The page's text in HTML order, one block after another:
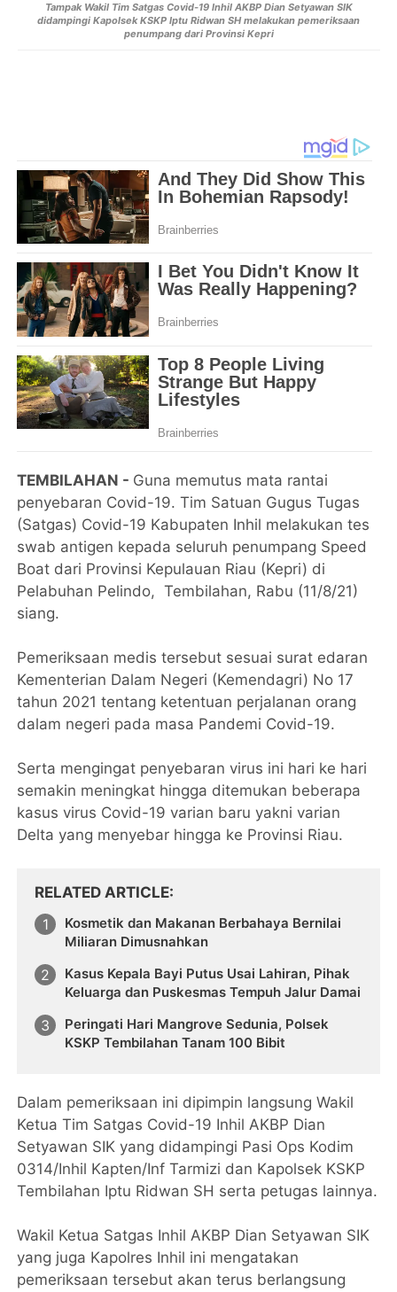
Tampak Wakil Tim Satgas Covid-19 Inhil AKBP Dian Setyawan SIK
didampingi Kapolsek KSKP Iptu Ridwan SH melakukan pemeriksaan
penumpang dari Provinsi Kepri
TEMBILAHAN - Guna memutus mata rantai
penyebaran Covid-19. Tim Satuan Gugus Tugas
(Satgas) Covid-19 Kabupaten Inhil melakukan tes
swab antigen kepada seluruh penumpang Speed
Boat dari Provinsi Kepulauan Riau (Kepri) di
Pelabuhan Pelindo, Tembilahan, Rabu (11/8/21)
siang.
Pemeriksaan medis tersebut sesuai surat edaran
Kementerian Dalam Negeri (Kemendagri) No 17
tahun 2021 tentang ketentuan perjalanan orang
dalam negeri pada masa Pandemi Covid-19.
Serta mengingat penyebaran virus ini hari ke hari
semakin meningkat hingga ditemukan beberapa
kasus virus Covid-19 varian baru yakni varian
Delta yang menyebar hingga ke Provinsi Riau.
RELATED ARTICLE
Kosmetik dan Makanan Berbahaya Bernilai
Miliaran Dimusnahkan
Kasus Kepala Bayi Putus Usai Lahiran, Pihak
Keluarga dan Puskesmas Tempuh Jalur Damai
Peringati Hari Mangrove Sedunia, Polsek
KSKP Tembilahan Tanam 100 Bibit
Dalam pemeriksaan ini dipimpin langsung Wakil
Ketua Tim Satgas Covid-19 Inhil AKBP Dian
Setyawan SIK yang didampingi Pasi Ops Kodim
0314/Inhil Kapten/Inf Tarmizi dan Kapolsek KSKP
Tembilahan Iptu Ridwan SH serta petugas lainnya.
Wakil Ketua Satgas Inhil AKBP Dian Setyawan SIK
yang juga Kapolres Inhil ini mengatakan
pemeriksaan tersebut akan terus berlangsung